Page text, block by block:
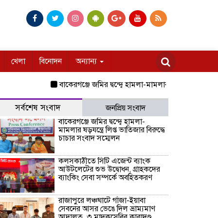
খেলা বিনোদন অন্যান্য
বাকেরগঞ্জে জমির দ্বন্দ্বে হামলা-মামলার ষড়যন্ত্রে লিপ্ত
সর্বশেষ সংবাদ
জনপ্রিয় সংবাদ
বাকেরগঞ্জে জমির দ্বন্দ্বে হামলা-
মামলার ষড়যন্ত্রে লিপ্ত ভাতিজার বিরুদ্ধে
চাচার সংবাদ সম্মেলন
কলসকাঠীতে সিটি এজেন্ট ব্যাংক
আউটলেটের শুভ উদ্বোধন, গ্রাহকদের
ব্যাংকিং সেবা সম্পর্কে অবহিতকরণ
রাজাপুরে লঞ্চঘাটে গাঁজা-ইয়াবা
সেবনের আসর ভেঙে দিল ভ্রাম্যমাণ